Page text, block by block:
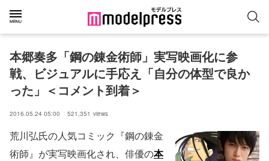
本郷奏多「鋼の錬金術師」実写映画化に参
戦、ビジュアルに手応え「自分の体型で良か
った」＜コメント到着＞
2016.05.24 05:00 521,351 views
荒川弘氏の人気コミック『鋼の錬金
術師』が実写映画化され、俳優の本